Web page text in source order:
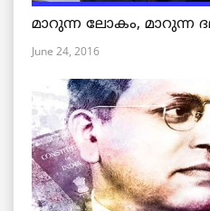
മാറുന്ന ലോകം,
June 24, 2016